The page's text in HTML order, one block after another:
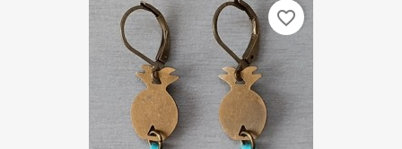
favorite_border